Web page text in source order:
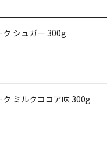
ク シュガー 300g
ク ミルクココア味 300g